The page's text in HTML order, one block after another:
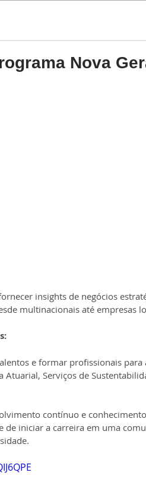
Nova
insights de negócios
multinacionais até empresas
e formar profissionais para
Serviços de
contínuo e
iniciar a carreira em uma